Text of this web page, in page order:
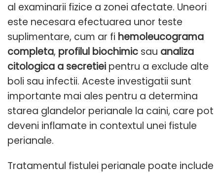
al examinarii fizice a zonei afectate. Uneori
este necesara efectuarea unor teste
suplimentare, cum ar fi hemoleucograma
completa, profilul biochimic sau analiza
citologica a secretiei pentru a exclude alte
boli sau infectii. Aceste investigatii sunt
importante mai ales pentru a determina
starea glandelor perianale la caini, care pot
deveni inflamate in contextul unei fistule
perianale.
Tratamentul fistulei perianale poate include